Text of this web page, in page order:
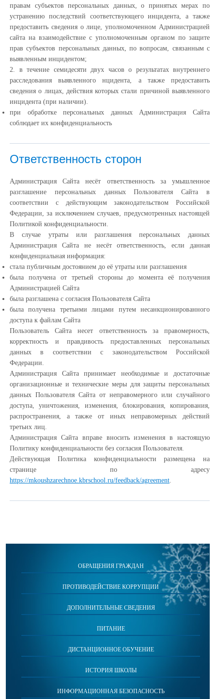
правам субъектов персональных данных, о принятых мерах по
устранению последствий соответствующего инцидента, а также
предоставить сведения о лице, уполномоченном Администрацией
сайта на взаимодействие с уполномоченным органом по защите
прав субъектов персональных данных, по вопросам, связанным с
выявленным инцидентом;
2. в течение семидесяти двух часов о результатах внутреннего
расследования выявленного нцидента, а также предоставить
сведения о лицах, действия которых стали причиной выявленного
инцидента (при наличии).
при обработке персональных данных Администрация Сайта
соблюдает их конфиденциальность
Ответственность сторон
Администрация Сайта несёт ответственность за умышленное
разглашение персональных данных Пользователя Сайта в
соответствии с действующим законодательством Российской
Федерации, за исключением случаев, предусмотренных настоящей
Политикой конфиденциальности.
В случае утраты или разглашения персональных данных
Администрация Сайта не несёт ответственность, если данная
конфиденциальная информация:
cтала публичным достоянием до её утраты или разглашения
была получена от третьей стороны до момента её получения
Администрацией Сайта
была разглашена с согласия Пользователя Сайта
была получена третьими лицами путем несанкционированного
доступа к файлам Сайта
Пользователь Сайта несет ответственность за правомерность,
корректность и правдивость предоставленных персональных
данных в соответствии с законодательством Российской
Федерации.
Администрация Сайта принимает необходимые и достаточные
организационные и технические меры для защиты персональных
данных Пользователя Сайта от неправомерного или случайного
доступа, уничтожения, изменения, блокирования, копирования,
распространения, а также от иных неправомерных действий
третьих лиц.
Администрация Сайта вправе вносить изменения в настоящую
Политику конфиденциальности без согласия Пользователя.
Действующая Политика конфиденциальности размещена на
странице по адресу
https://mkoushzarechnoe.kbrschool.ru/feedback/agreement.
ОБРАЩЕНИЯ ГРАЖДАН
ПРОТИВОДЕЙСТВИЕ КОРРУПЦИИ
ДОПОЛНИТЕЛЬНЫЕ СВЕДЕНИЯ
ПИТАНИЕ
ДИСТАНЦИОННОЕ ОБУЧЕНИЕ
ИСТОРИЯ ШКОЛЫ
ИНФОРМАЦИОННАЯ БЕЗОПАСНОСТЬ